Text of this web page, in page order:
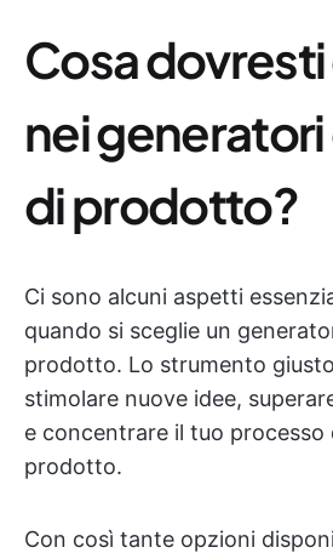
Cosa
nei
di prodotto?
Ci sono alcuni aspetti
quando si sceglie un
prodotto. Lo strumento
stimolare nuove idee,
e concentrare il tuo processo
prodotto.
Con così tante opzioni